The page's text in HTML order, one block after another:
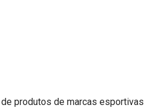
produtos de marcas